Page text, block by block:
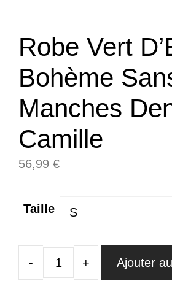
Robe Vert
Bohème
Manches
Camille
56,99 €
Taille
quantité
Ajouter